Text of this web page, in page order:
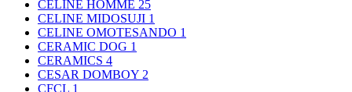
CELINE HOMME 25
CELINE MIDOSUJI 1
CELINE OMOTESANDO 1
CERAMIC DOG 1
CERAMICS 4
CESAR DOMBOY 2
CFCL 1